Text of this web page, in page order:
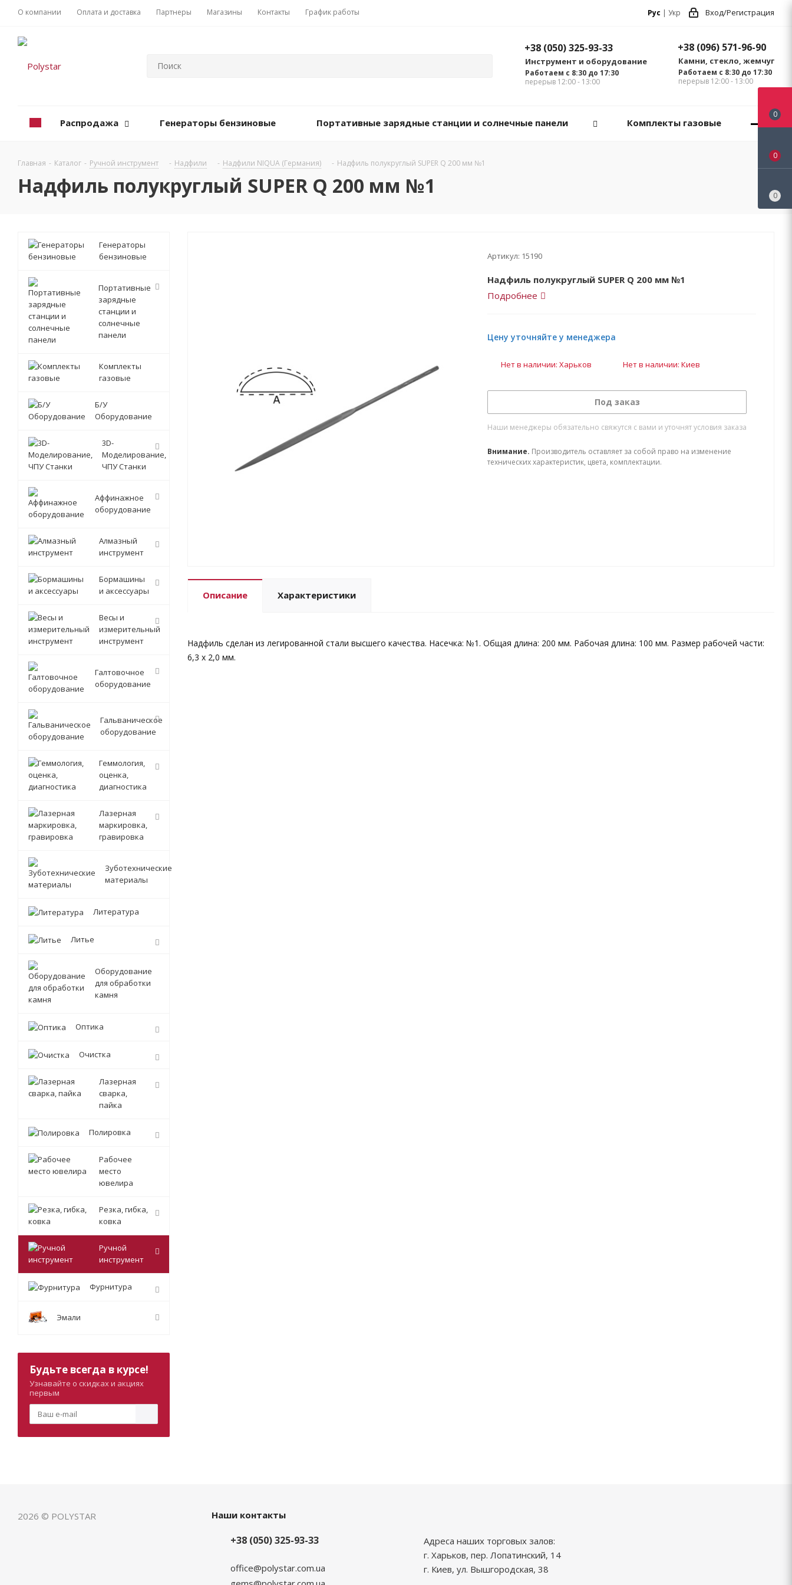
О компании Оплата и доставка Партнеры Магазины Контакты График работы Рус | Укр Вход/Регистрация
+38 (096) 571-96-90
Камни, стекло, жемчуг
Работаем с 8:30 до 17:30
перерыв 12:00 - 13:00
+38 (050) 325-93-33
Инструмент и оборудование
Работаем с 8:30 до 17:30
перерыв 12:00 - 13:00
Распродажа Генераторы бензиновые Портативные зарядные станции и солнечные панели Комплекты газовые
Главная - Каталог - Ручной инструмент - Надфили - Надфили NIQUA (Германия) - Надфиль полукруглый SUPER Q 200 мм №1
Надфиль полукруглый SUPER Q 200 мм №1
Артикул: 15190
Надфиль полукруглый SUPER Q 200 мм №1
Подробнее
Цену уточняйте у менеджера
Нет в наличии: Харьков Нет в наличии: Киев
Под заказ
Наши менеджеры обязательно свяжутся с вами и уточнят условия заказа
Внимание. Производитель оставляет за собой право на изменение
технических характеристик, цвета, комплектации.
Описание Характеристики
Надфиль сделан из легированной стали высшего качества. Насечка: №1. Общая длина: 200 мм. Рабочая длина: 100 мм. Размер рабочей части:
6,3 х 2,0 мм.
Генераторы
бензиновые
Портативные
зарядные
станции и
солнечные
панели
Комплекты
газовые
Б/У
Оборудование
3D-
Моделирование,
ЧПУ Станки
Аффинажное
оборудование
Алмазный
инструмент
Бормашины
и аксессуары
Весы и
измерительный
инструмент
Галтовочное
оборудование
Гальваническое
оборудование
Геммология,
оценка,
диагностика
Лазерная
маркировка,
гравировка
Зуботехнические
материалы
Литература
Литье
Оборудование
для обработки
камня
Оптика
Очистка
Лазерная
сварка,
пайка
Полировка
Рабочее
место
ювелира
Резка, гибка,
ковка
Ручной
инструмент
Фурнитура
Эмали
Будьте всегда в курсе!
Узнавайте о скидках и акциях
первым
2026 © POLYSTAR Наши контакты
+38 (050) 325-93-33
office@polystar.com.ua
Адреса наших торговых залов:
г. Харьков, пер. Лопатинский, 14
г. Киев, ул. Вышгородская, 38
0
0
0